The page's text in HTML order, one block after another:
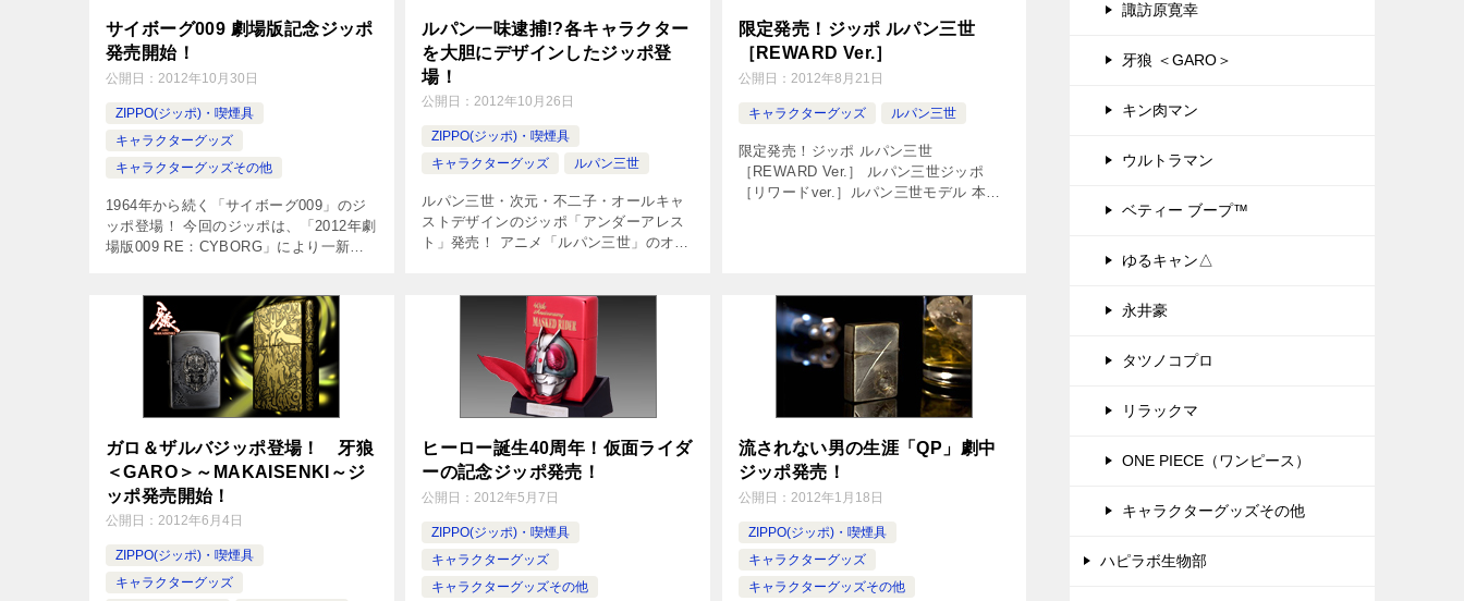
サイボーグ009 劇場版記念ジッポ
発売開始！
公開日： 2012年10月30日
ZIPPO(ジッポ)・喫煙具
キャラクターグッズ
キャラクターグッズその他
1964年から続く「サイボーグ009」のジ
ッポ登場！ 今回のジッポは、「2012年劇
場版009 RE：CYBORG」により一新さ
ラーでジッポを […]
ルパン一味逮捕!?各キャラクター
を大胆にデザインしたジッポ登
場！
公開日：2012年10月26日
ZIPPO(ジッポ)・喫煙具
キャラクターグッズ
ルパン三世
ルパン三世・次元・不二子・オールキャ
ストデザインのジッポ「アンダーアレス
ト」発売！ アニメ「ルパン三世」のオー
インのジッポ。ブラックがシブい「ルパ
限定発売！ジッポ ルパン三世
［REWARD Ver.］
公開日： 2012年8月21日
キャラクターグッズ ルパン三世
限定発売！ジッポ ルパン三世
［REWARD Ver.］ ルパン三世ジッポ
［リワードver.］ルパン三世モデル 本製
ガロ＆ザルバジッポ登場！ 牙狼
＜GARO＞～MAKAISENKI～ジ
ッポ発売開始！
公開日： 2012年6月4日
ZIPPO(ジッポ)・喫煙具
キャラクターグッズ
ヒーロー誕生40周年！仮面ライダ
ーの記念ジッポ発売！
公開日：2012年5月7日
ZIPPO(ジッポ)・喫煙具
キャラクターグッズ
キャラクターグッズその他
流されない男の生涯「QP」劇中
ジッポ発売！
公開日： 2012年1月18日
ZIPPO(ジッポ)・喫煙具
キャラクターグッズ
キャラクターグッズその他
諏訪原寛幸
牙狼 ＜GARO＞
キン肉マン
ウルトラマン
ベティー ブープ™
ゆるキャン△
永井豪
タツノコプロ
リラックマ
ONE PIECE（ワンピース）
キャラクターグッズその他
ハピラボ生物部